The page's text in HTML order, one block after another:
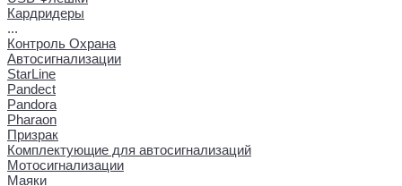
Кардридеры
...
Контроль Охрана
Автосигнализации
StarLine
Pandect
Pandora
Pharaon
Призрак
Комплектующие для автосигнализаций
Мотосигнализации
Маяки